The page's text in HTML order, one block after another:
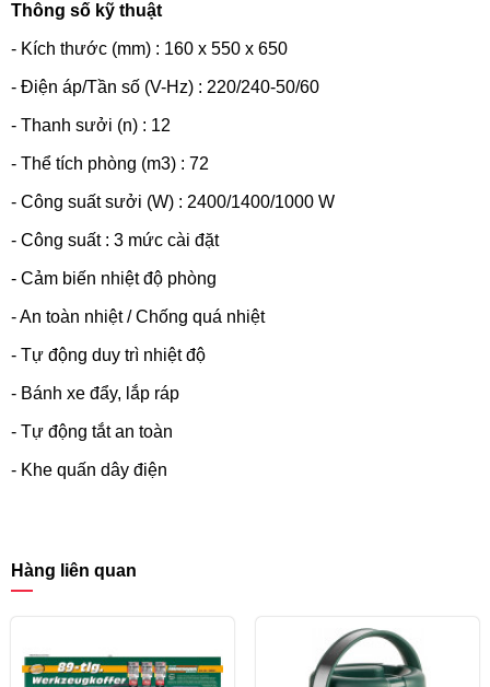
Thông số kỹ thuật
- Kích thước (mm) : 160 x 550 x 650
- Điện áp/Tần số (V-Hz) : 220/240-50/60
- Thanh sưởi (n) : 12
- Thể tích phòng (m3) : 72
- Công suất sưởi (W) : 2400/1400/1000 W
- Công suất : 3 mức cài đặt
- Cảm biến nhiệt độ phòng
- An toàn nhiệt / Chống quá nhiệt
- Tự động duy trì nhiệt độ
- Bánh xe đẩy, lắp ráp
- Tự động tắt an toàn
- Khe quấn dây điện
Hàng liên quan